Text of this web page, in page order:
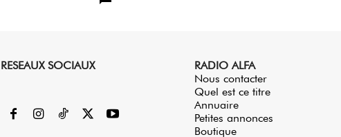
RESEAUX SOCIAUX
RADIO ALFA
Nous contacter
Quel est ce titre
Annuaire
Petites annonces
Boutique